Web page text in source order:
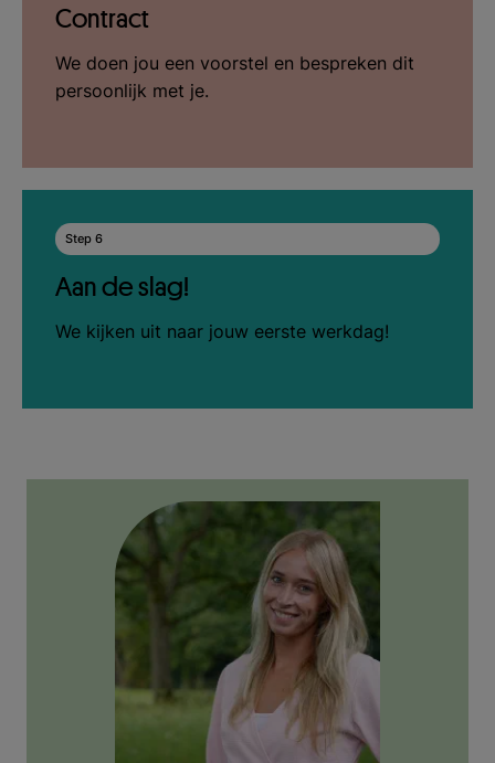
Contract
We doen jou een voorstel en bespreken dit
persoonlijk met je.
Step 6
Aan de slag!
We kijken uit naar jouw eerste werkdag!